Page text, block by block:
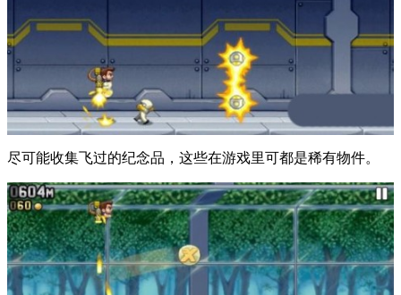
尽可能收集飞过的纪念品，这些在游戏里可都是稀有物件。